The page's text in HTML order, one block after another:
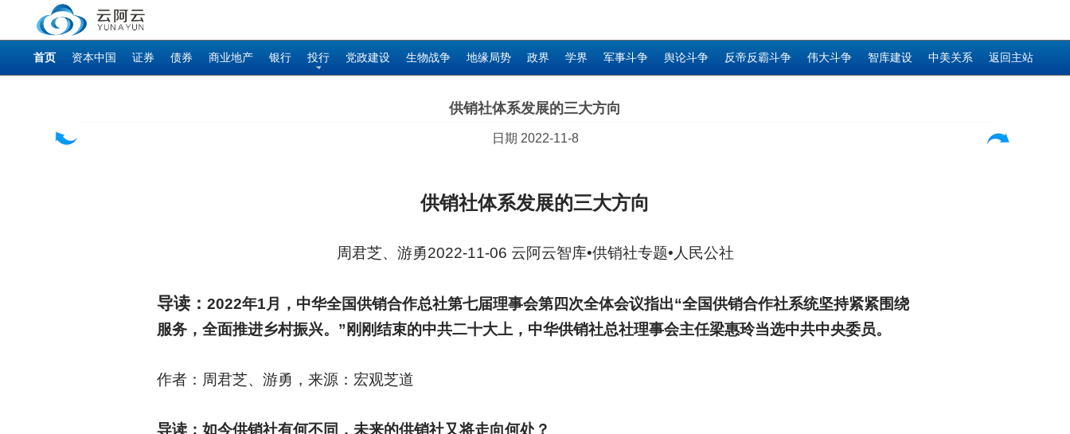
首页 资本中国 证券 债券 商业地产 银行 投行 党政建设 生物战争 地缘局势 政界 学界 军事斗争 舆论斗争 反帝反霸斗争 伟大斗争 智库建设 中美关系 返回主站
供销社体系发展的三大方向
日期 2022-11-8
供销社体系发展的三大方向
周君芝、游勇2022-11-06 云阿云智库•供销社专题•人民公社
导读： 2022年1月，中华全国供销合作总社第七届理事会第四次全体会议指出“全国供销合作社系统坚持紧紧围绕
服务，全面推进乡村振兴。”刚刚结束的中共二十大上，中华供销社总社理事会主任梁惠玲当选中共中央委员。
作者： 周君芝、游勇，来源：宏观芝道
导读：如今供销社有何不同，未来的供销社又将走向何处？